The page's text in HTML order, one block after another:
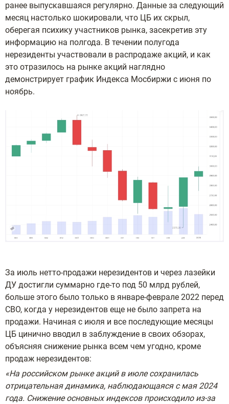
ранее выпускавшаяся регулярно. Данные за следующий
месяц настолько шокировали, что ЦБ их скрыл,
оберегая психику участников рынка, засекретив эту
информацию на полгода. В течении полугода
нерезиденты участвовали в распродаже акций, и как
это отразилось на рынке акций наглядно
демонстрирует график Индекса Мосбиржи с июня по
ноябрь.
За июль нетто-продажи нерезидентов и через лазейки
ДУ достигли суммарно где-то под 50 млрд рублей,
больше этого было только в январе-феврале 2022 перед
СВО, когда у нерезидентов еще не было запрета на
продажи. Начиная с июля и все последующие месяцы
ЦБ цинично вводил в заблуждение в своих обзорах,
объясняя снижение рынка всем чем угодно, кроме
продаж нерезидентов:
«На российском рынке акций в июле сохранилась
отрицательная динамика, наблюдающаяся с мая 2024
года. Снижение основных индексов происходило из-за